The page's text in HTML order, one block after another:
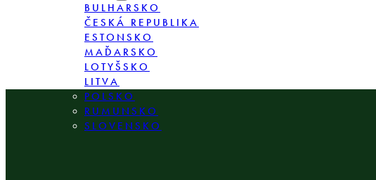
BULHARSKO
ČESKÁ REPUBLIKA
ESTONSKO
MAĎARSKO
LOTYŠSKO
LITVA
POLSKO
RUMUNSKO
SLOVENSKO